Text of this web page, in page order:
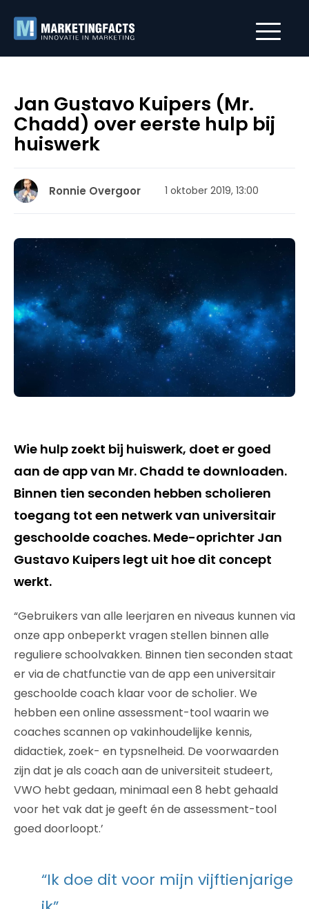
Jan Gustavo Kuipers (Mr.
Chadd) over eerste hulp bij
huiswerk
Ronnie Overgoor 1 oktober 2019, 13:00
Wie hulp zoekt bij huiswerk, doet er goed
aan de app van Mr. Chadd te downloaden.
Binnen tien seconden hebben scholieren
toegang tot een netwerk van universitair
geschoolde coaches. Mede-oprichter Jan
Gustavo Kuipers legt uit hoe dit concept
werkt.
“Gebruikers van alle leerjaren en niveaus kunnen via
onze app onbeperkt vragen stellen binnen alle
reguliere schoolvakken. Binnen tien seconden staat
er via de chatfunctie van de app een universitair
geschoolde coach klaar voor de scholier. We
hebben een online assessment-tool waarin we
coaches scannen op vakinhoudelijke kennis,
didactiek, zoek- en typsnelheid. De voorwaarden
zijn dat je als coach aan de universiteit studeert,
VWO hebt gedaan, minimaal een 8 hebt gehaald
voor het vak dat je geeft én de assessment-tool
goed doorloopt.’
“Ik doe dit voor mijn vijftienjarige